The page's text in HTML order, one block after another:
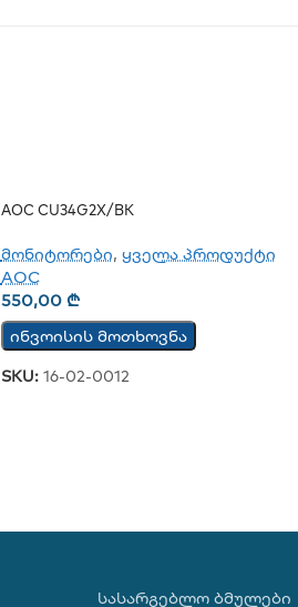
AOC CU34G2X/BK
მონიტორები, ყველა პროდუქტი
AOC
550,00 ₾
ინვოისის მოთხოვნა
SKU: 16-02-0012
ᲡᲐᲡᲐᲠᲒᲔᲑᲚᲝ ᲑᲛᲣᲚᲔᲑᲘ